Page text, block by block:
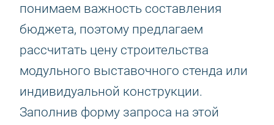
понимаем важность составления
бюджета, поэтому предлагаем
рассчитать цену строительства
модульного выставочного стенда или
индивидуальной конструкции.
Заполнив форму запроса на этой